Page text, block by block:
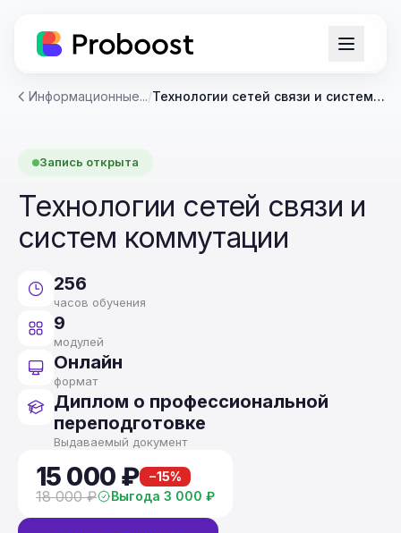
Информационные.../ Технологии сетей связи и систем коммутации
Запись открыта
Технологии сетей связи и
систем коммутации
256
часов обучения
9
модулей
Онлайн
формат
Диплом о профессиональной
переподготовке
Выдаваемый документ
15 000 ₽ −15%
18 000 ₽ Выгода 3 000 ₽